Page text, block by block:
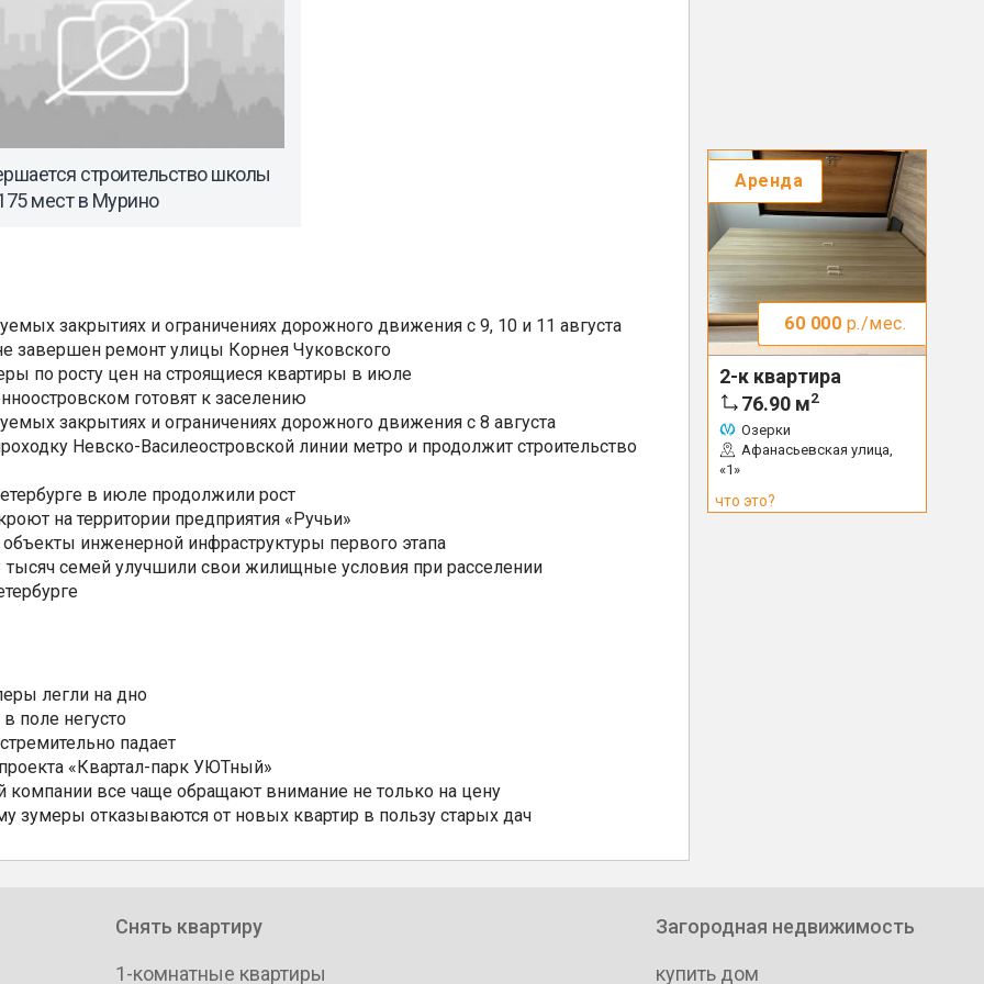
строительство школы
мест в Мурино
закрытиях и ограничениях дорожного движения с 9, 10 и 11 августа
завершен ремонт улицы Корнея Чуковского
по росту цен на строящиеся квартиры в июле
готовят к заселению
закрытиях и ограничениях дорожного движения с 8 августа
Невско-Василеостровской линии метро и продолжит строительство
в июле продолжили рост
на территории предприятия «Ручьи»
инженерной инфраструктуры первого этапа
тысяч семей улучшили свои жилищные условия при расселении
легли на дно
поле негусто
падает
«Квартал-парк УЮТный»
все чаще обращают внимание не только на цену
зумеры отказываются от новых квартир в пользу старых дач
Аренда
60 000 р./мес.
2-к квартира
76.90 м2
Озерки
Афанасьевская улица,
«1»
что это?
Снять квартиру
1-комнатные квартиры
Загородная недвижимость
купить дом